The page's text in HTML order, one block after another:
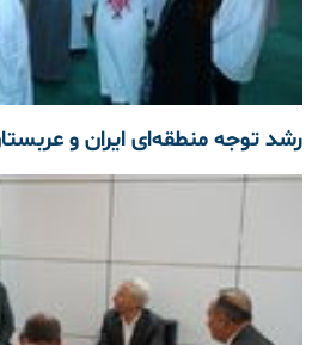
رشد توجه منطقه‌ای ایران و